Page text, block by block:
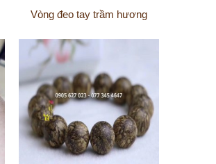
Vòng đeo tay trầm hương